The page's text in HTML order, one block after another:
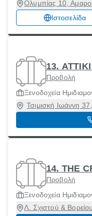
Ολυμπίας 10,
Ιστοσελίδα
13.
Προβολή
Ξενοδοχεία
Τσιμισκή Ιωάννη
14. THE
Προβολή
Ξενοδοχεία
Λ. Σχιστού &